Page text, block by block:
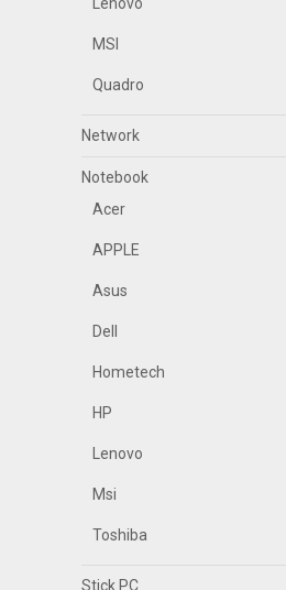
MSI
Quadro
Network
Notebook
Acer
APPLE
Asus
Dell
Hometech
HP
Lenovo
Msi
Toshiba
Stick PC